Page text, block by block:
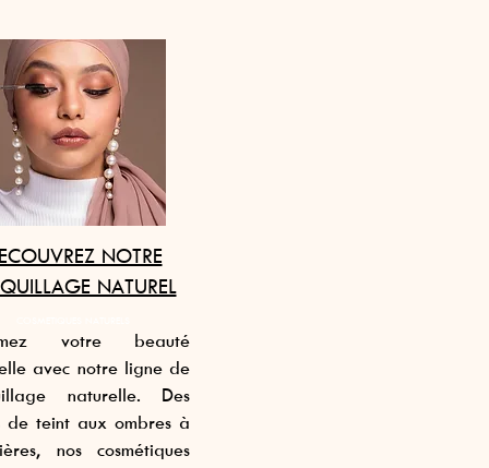
NOTRE
NATUREL
votre beauté
avec notre ligne de
naturelle. Des
de teint aux ombres à
nos cosmétiques